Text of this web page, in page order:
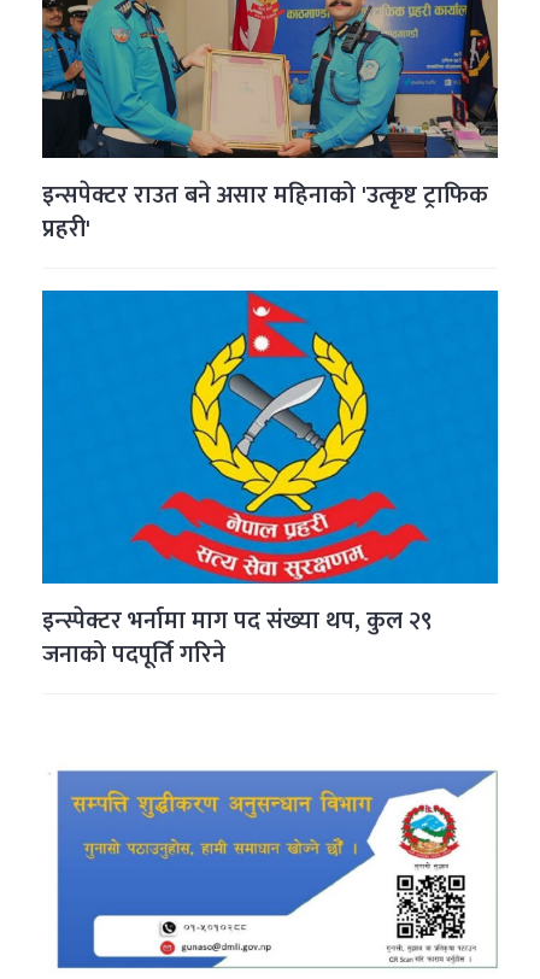
इन्सपेक्टर राउत बने असार महिनाको 'उत्कृष्ट ट्राफिक
प्रहरी'
इन्स्पेक्टर भर्नामा माग पद संख्या थप, कुल २९
जनाको पदपूर्ति गरिने